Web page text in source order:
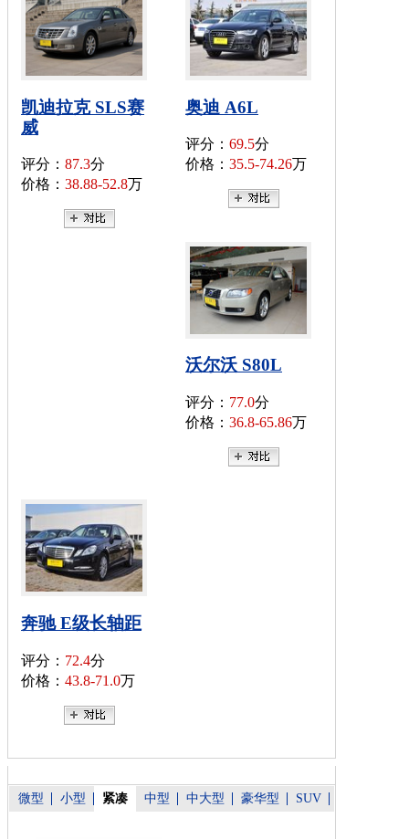
凯迪拉克 SLS赛
威
评分： 87.3分
价格： 38.88-52.8万
奥迪 A6L
评分： 69.5分
价格： 35.5-74.26万
沃尔沃 S80L
评分： 77.0分
价格： 36.8-65.86万
奔驰 E级长轴距
评分： 72.4分
价格： 43.8-71.0万
微型 小型 紧凑 中型 中大型 豪华型 SUV